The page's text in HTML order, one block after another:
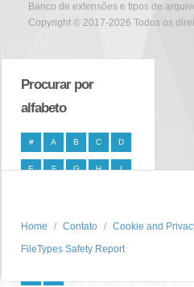
Banco de extensões e tipos de
Copyright © 2017-2026 Todos os
Procurar por
alfabeto
# A B C D
E F G H I
P S
T U V W X
Home Contato
Cookie and
FileTypes Safety Report